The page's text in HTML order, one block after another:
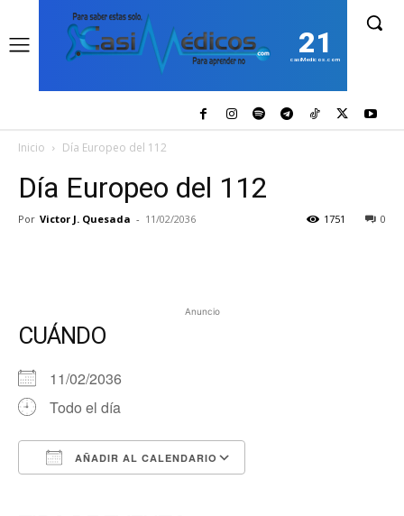
21
casiMedicos.com
Inicio Día Europeo del 112
Día Europeo del 112
Por Victor J. Quesada - 11/02/2036 0
1751
Anuncio
CUÁNDO
11/02/2036
Todo el día
AÑADIR AL CALENDARIO